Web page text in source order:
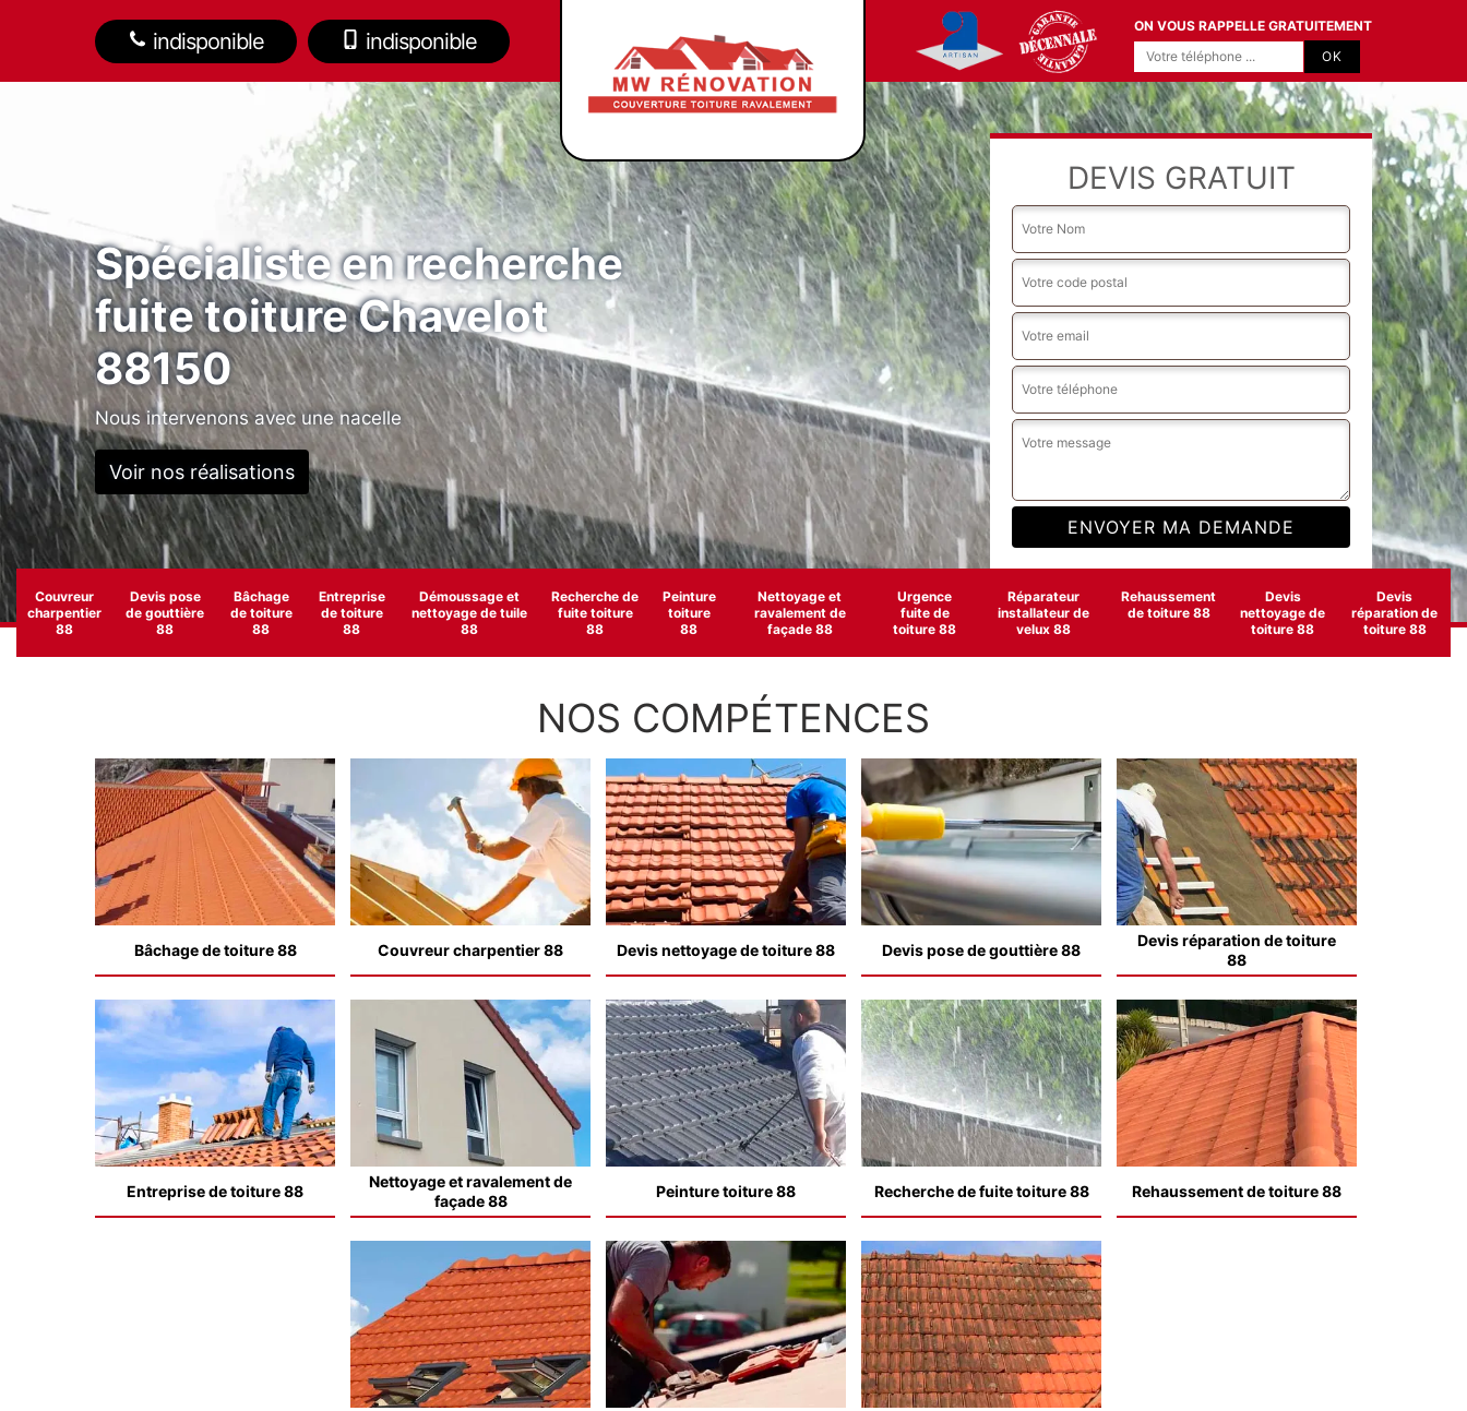
indisponible indisponible
ON VOUS RAPPELLE GRATUITEMENT
Spécialiste en recherche
fuite toiture Chavelot
88150
Nous intervenons avec une nacelle
Voir nos réalisations
DEVIS GRATUIT
Couvreur
charpentier
88
Devis pose
de gouttière
88
Bâchage
de toiture
88
Entreprise
de toiture
88
Démoussage et
nettoyage de tuile
88
Recherche de
fuite toiture
88
Peinture
toiture
88
Nettoyage et
ravalement de
façade 88
Urgence
fuite de
toiture 88
Réparateur
installateur de
velux 88
Rehaussement
de toiture 88
Devis
nettoyage de
toiture 88
Devis
réparation de
toiture 88
NOS COMPÉTENCES
Bâchage de toiture 88 Couvreur charpentier 88 Devis nettoyage de toiture 88 Devis pose de gouttière 88
Devis réparation de toiture
88
Entreprise de toiture 88
Nettoyage et ravalement de
façade 88
Peinture toiture 88 Recherche de fuite toiture 88 Rehaussement de toiture 88